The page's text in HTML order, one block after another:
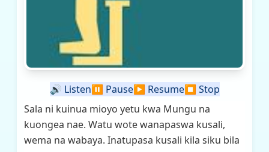
🔊 Listen⏸️ Pause▶️ Resume⏹️ Stop
Sala ni kuinua mioyo yetu kwa Mungu na
kuongea nae. Watu wote wanapaswa kusali,
wema na wabaya. Inatupasa kusali kila siku bila